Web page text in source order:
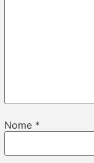
Nome *